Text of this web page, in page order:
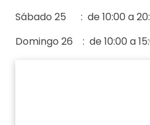
Sábado 25 : de 10:00 a
Domingo 26 : de 10:00 a